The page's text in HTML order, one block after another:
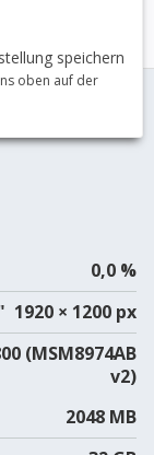
0,0 %
1920 × 1200 px
(MSM8974AB
v2)
2048 MB
speichern
oben auf der